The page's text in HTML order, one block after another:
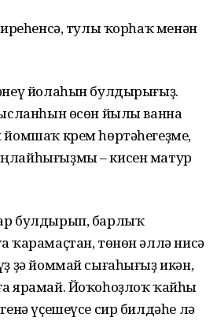
тулы ҡорһаҡ менән
йолаһын булдырығыҙ.
өсөн йылы ванна
йомшаҡ крем һөртәһегеҙме,
– кисен матур
булдырып, барлыҡ
ҡарамаҫтан, төнөн әллә нисә
ҙә йоммай сығаһығыҙ икән,
ярамай. Йоҡоһоҙлоҡ ҡайһы
үҫешеүсе сир билдәһе лә